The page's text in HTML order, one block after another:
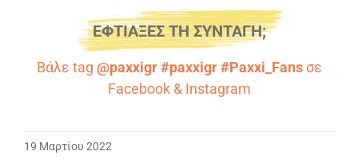
ΕΦΤΙΑΞΕΣ ΤΗ ΣΥΝΤΑΓΗ;
Βάλε tag @paxxigr #paxxigr #Paxxi_Fansσε
Facebook& Instagram
19 Μαρτίου 2022